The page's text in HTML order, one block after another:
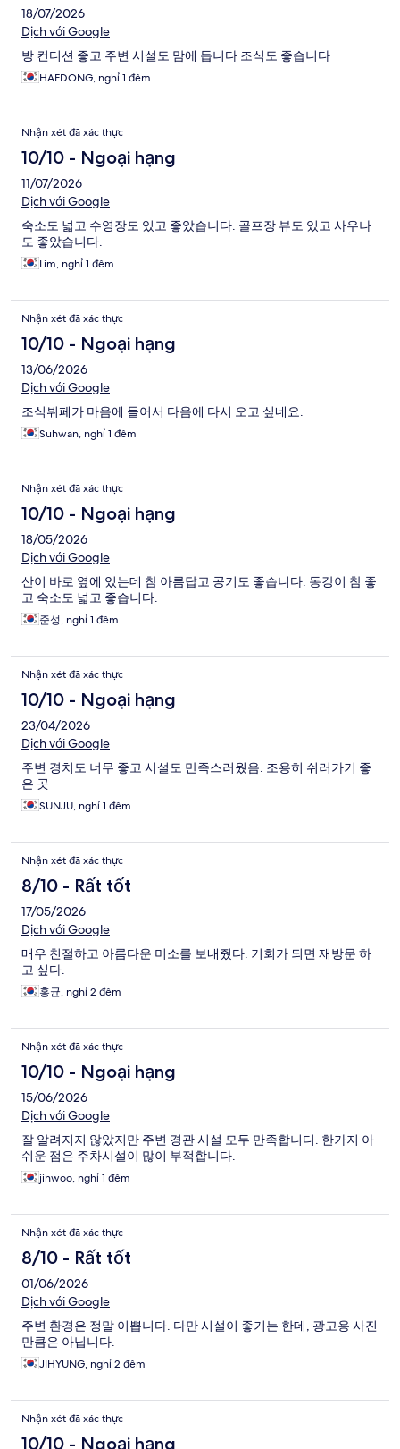
18/07/2026
Dịch với Google
방 컨디션 좋고 주변 시설도 맘에 듭니다 조식도 좋습니다
HAEDONG, nghỉ 1 đêm
Nhận xét đã xác thực
10/10 - Ngoại hạng
11/07/2026
Dịch với Google
숙소도 넓고 수영장도 있고 좋았습니다. 골프장 뷰도 있고 사우나
도 좋았습니다.
Lim, nghỉ 1 đêm
Nhận xét đã xác thực
10/10 - Ngoại hạng
13/06/2026
Dịch với Google
조식뷔페가 마음에 들어서 다음에 다시 오고 싶네요.
Suhwan, nghỉ 1 đêm
Nhận xét đã xác thực
10/10 - Ngoại hạng
18/05/2026
Dịch với Google
산이 바로 옆에 있는데 참 아름답고 공기도 좋습니다. 동강이 참 좋
고 숙소도 넓고 좋습니다.
준성, nghỉ 1 đêm
Nhận xét đã xác thực
10/10 - Ngoại hạng
23/04/2026
Dịch với Google
주변 경치도 너무 좋고 시설도 만족스러웠음. 조용히 쉬러가기 좋
은 곳
SUNJU, nghỉ 1 đêm
Nhận xét đã xác thực
8/10 - Rất tốt
17/05/2026
Dịch với Google
매우 친절하고 아름다운 미소를 보내줬다. 기회가 되면 재방문 하
고 싶다.
홍균, nghỉ 2 đêm
Nhận xét đã xác thực
10/10 - Ngoại hạng
15/06/2026
Dịch với Google
잘 알려지지 않았지만 주변 경관 시설 모두 만족합니디. 한가지 아
쉬운 점은 주차시설이 많이 부적합니다.
jinwoo, nghỉ 1 đêm
Nhận xét đã xác thực
8/10 - Rất tốt
01/06/2026
Dịch với Google
주변 환경은 정말 이쁩니다. 다만 시설이 좋기는 한데, 광고용 사진
만큼은 아닙니다.
JIHYUNG, nghỉ 2 đêm
Nhận xét đã xác thực
10/10 - Ngoại hạng